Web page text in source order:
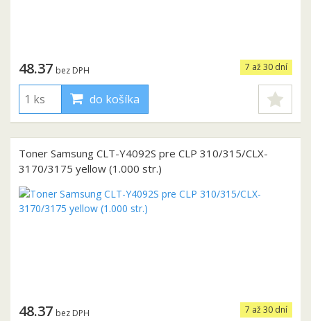
7 až 30 dní
48.37 bez DPH
do košíka
Toner Samsung CLT-Y4092S pre CLP 310/315/CLX-
3170/3175 yellow (1.000 str.)
7 až 30 dní
48.37 bez DPH